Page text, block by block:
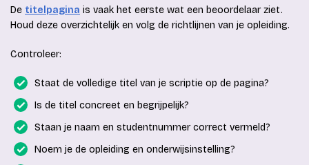
De titelpagina is vaak het eerste wat een beoordelaar ziet.
Houd deze overzichtelijk en volg de richtlijnen van je opleiding.
Controleer:
Staat de volledige titel van je scriptie op de pagina?
Is de titel concreet en begrijpelijk?
Staan je naam en studentnummer correct vermeld?
Noem je de opleiding en onderwijsinstelling?